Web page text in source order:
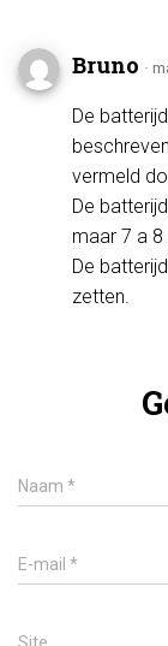
Bruno ·
De
vermeld
De
maar 7 a 8
De
zetten.
Naam *
E-mail *